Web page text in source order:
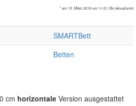
* am 15. März 2019 um 11:21 Uhr aktualisiert
SMARTBett
Betten
cm horizontale Version ausgestattet